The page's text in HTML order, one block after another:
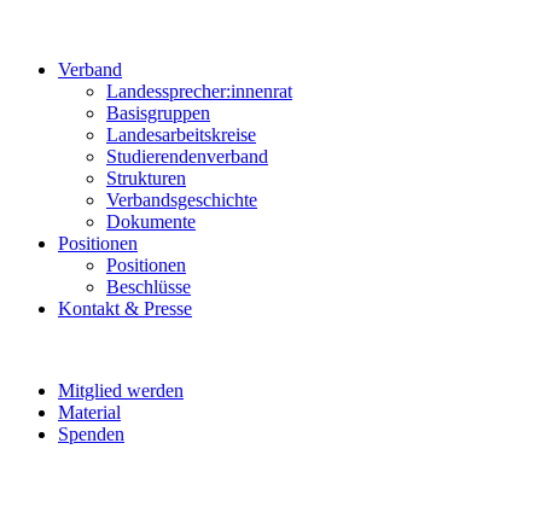
Verband
Landessprecher:innenrat
Basisgruppen
Landesarbeitskreise
Studierendenverband
Strukturen
Verbandsgeschichte
Dokumente
Positionen
Positionen
Beschlüsse
Kontakt & Presse
Mitglied werden
Material
Spenden